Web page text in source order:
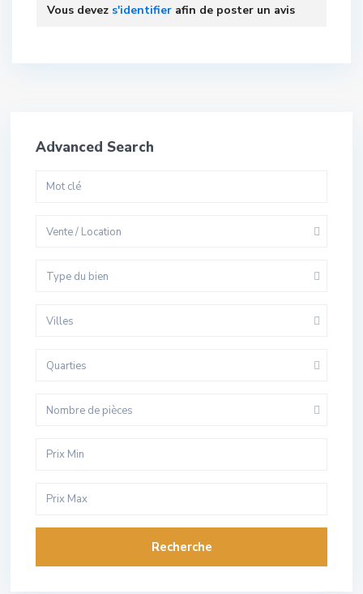
Vous devez s'identifier afin de poster un avis
Advanced Search
Vente / Location
Type du bien
Villes
Quarties
Nombre de pièces
Recherche